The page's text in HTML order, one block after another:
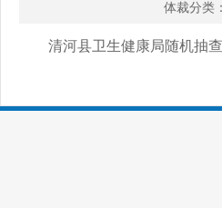
体裁分
清河县卫生健康局随机抽